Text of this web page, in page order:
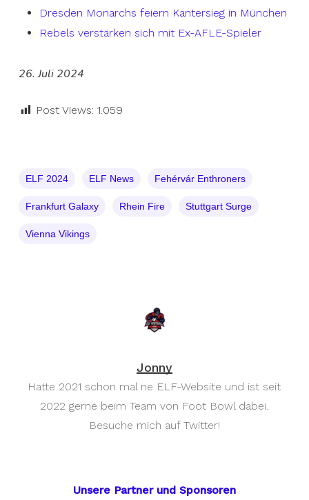
Dresden Monarchs feiern Kantersieg in München
Rebels verstärken sich mit Ex-AFLE-Spieler
26. Juli 2024
Post Views: 1.059
ELF 2024 ELF News Fehérvár Enthroners
Frankfurt Galaxy Rhein Fire Stuttgart Surge
Vienna Vikings
Jonny
Hatte 2021 schon mal ne ELF-Website und ist seit
2022 gerne beim Team von Foot Bowl dabei.
Besuche mich auf Twitter!
Unsere Partner und Sponsoren